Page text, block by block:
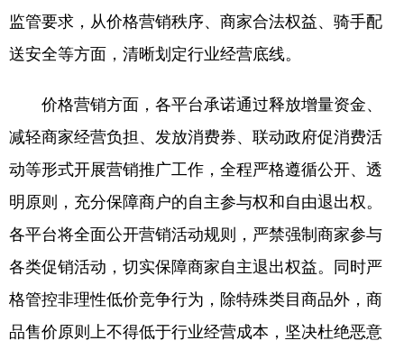
监管要求，从价格营销秩序、商家合法权益、骑手配
送安全等方面，清晰划定行业经营底线。
价格营销方面，各平台承诺通过释放增量资金、
减轻商家经营负担、发放消费券、联动政府促消费活
动等形式开展营销推广工作，全程严格遵循公开、透
明原则，充分保障商户的自主参与权和自由退出权。
各平台将全面公开营销活动规则，严禁强制商家参与
各类促销活动，切实保障商家自主退出权益。同时严
格管控非理性低价竞争行为，除特殊类目商品外，商
品售价原则上不得低于行业经营成本，坚决杜绝恶意